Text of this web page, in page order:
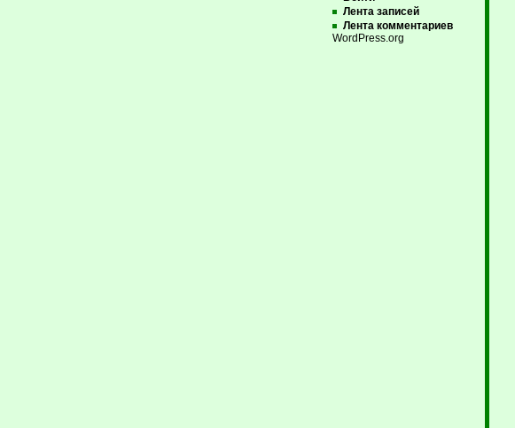
Лента записей
Лента комментариев
WordPress.org